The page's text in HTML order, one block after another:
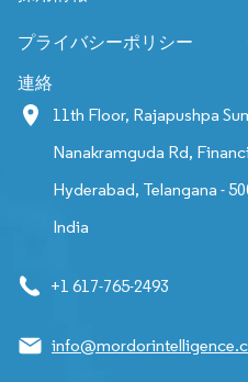
プライバシーポリシー
連絡
11th Floor, Rajapushpa
Nanakramguda Rd,
Hyderabad, Telangana -
India
+1 617-765-2493